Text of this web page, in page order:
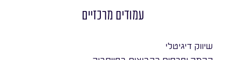
עמודים מרכזיים
שיווק דיגיטלי